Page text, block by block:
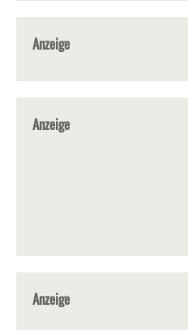
Anzeige
Anzeige
Anzeige